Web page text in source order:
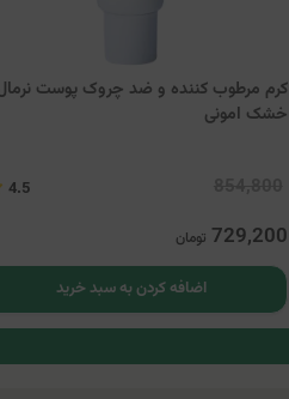
کرم مرطوب کننده و ضد چروک پوست
خشک امونی
4.5
729,200 تومان
اضافه کردن به سبد خرید